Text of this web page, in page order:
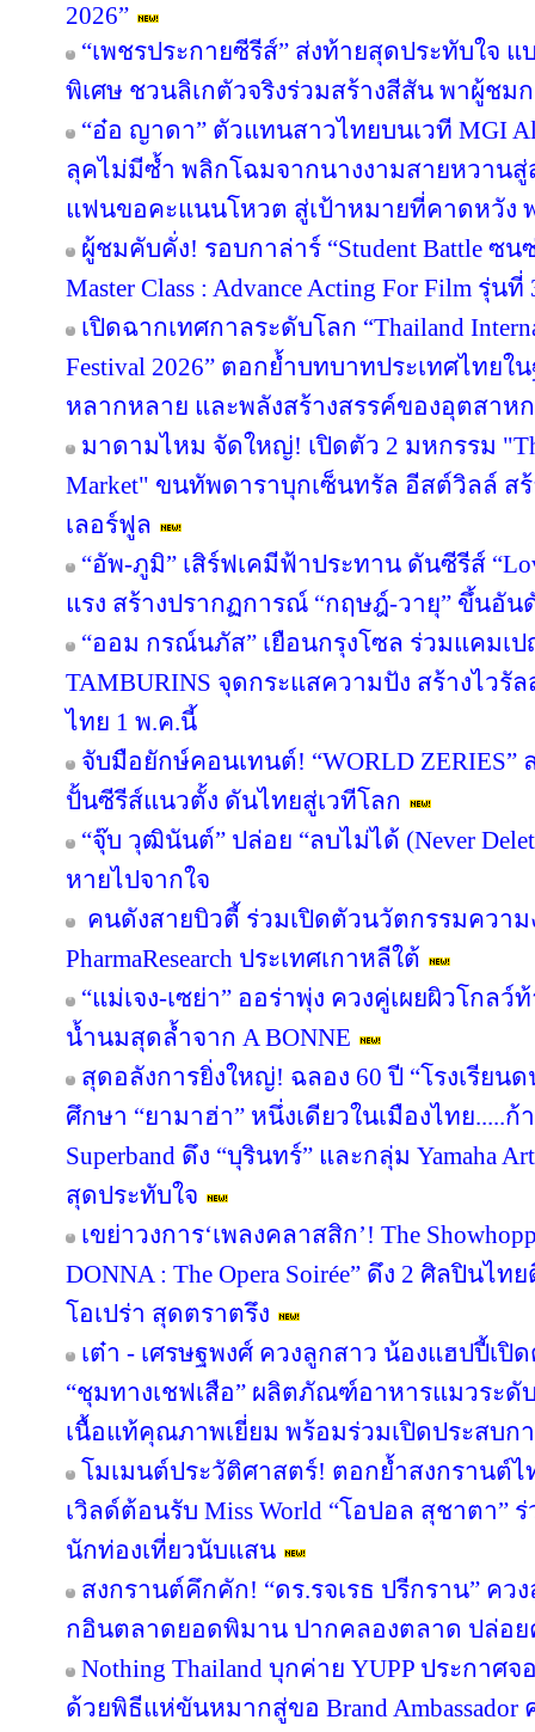
2026”
“เพชรประกายซีรีส์” ส่งท้ายสุดประทับใจ
พิเศษ ชวนลิเกตัวจริงร่วมสร้างสีสัน พาผู้ชม
“อ๋อ ญาดา” ตัวแทนสาวไทยบนเวที MGI
ลุคไม่มีซ้ำ พลิกโฉมจากนางงามสายหวาน
แฟนขอคะแนนโหวต สู่เป้าหมายที่คาดหวัง
ผู้ชมคับคั่ง! รอบกาล่าร์ “Student Battle ซ
Master Class : Advance Acting For Film รุ่นที่
เปิดฉากเทศกาลระดับโลก “Thailand
Festival 2026” ตอกย้ำบทบาทประเทศไทย
หลากหลาย และพลังสร้างสรรค์ของอุตสาห
มาดามไหม จัดใหญ่! เปิดตัว 2 มหกรรม
Market" ขนทัพดาราบุกเซ็นทรัล อีสต์วิลล์
เลอร์ฟูล
“อัพ-ภูมิ” เสิร์ฟเคมีฟ้าประทาน ดันซีรีส์
แรง สร้างปรากฏการณ์ “กฤษฎ์-วายุ” ขึ้นอั
“ออม กรณ์นภัส” เยือนกรุงโซล ร่วมแคมเป
TAMBURINS จุดกระแสความปัง สร้างไวรั
ไทย 1 พ.ค.นี้
จับมือยักษ์คอนเทนต์! “WORLD ZERIES”
ปั้นซีรีส์แนวตั้ง ดันไทยสู่เวทีโลก
“จุ๊บ วุฒินันต์” ปล่อย “ลบไม่ได้ (Never
หายไปจากใจ
คนดังสายบิวตี้ ร่วมเปิดตัวนวัตกรรมควา
PharmaResearch ประเทศเกาหลีใต้
“แม่เจง-เซย่า” ออร่าพุ่ง ควงคู่เผยผิวโกล
น้ำนมสุดล้ำจาก A BONNE
สุดอลังการยิ่งใหญ่! ฉลอง 60 ปี “โรงเรีย
ศึกษา “ยามาฮ่า” หนึ่งเดียวในเมืองไทย.....ก้
Superband ดึง “บุรินทร์” และกลุ่ม Yamaha
สุดประทับใจ
เขย่าวงการ‘เพลงคลาสสิก’! The
DONNA : The Opera Soirée” ดึง 2 ศิลปินไ
โอเปร่า สุดตราตรึง
เต๋า - เศรษฐพงศ์ ควงลูกสาว น้องแฮปปี้เปิ
“ชุมทางเชฟเสือ” ผลิตภัณฑ์อาหารแมวระ
เนื้อแท้คุณภาพเยี่ยม พร้อมร่วมเปิดประสบ
โมเมนต์ประวัติศาสตร์! ตอกย้ำสงกรานต์
เวิลด์ต้อนรับ Miss World “โอปอล สุชาตา”
นักท่องเที่ยวนับแสน
สงกรานต์คึกคัก! “ดร.รจเรธ ปรีกราน” คว
กอินตลาดยอดพิมาน ปากคลองตลาด ปล่อย
Nothing Thailand บุกค่าย YUPP ประกาศ
ด้วยพิธีแห่ขันหมากสู่ขอ Brand Ambassador